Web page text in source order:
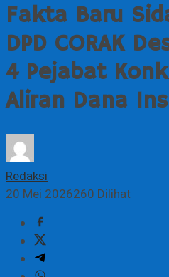
Fakta Baru
DPD CORAK
4 Pejabat
Aliran Dana
Redaksi
20 Mei 2026260 Dilihat